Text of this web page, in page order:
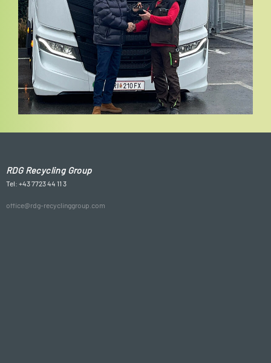
RDG Recycling Group
Tel: +43 7723 44 11 3
office@rdg-recyclinggroup.com